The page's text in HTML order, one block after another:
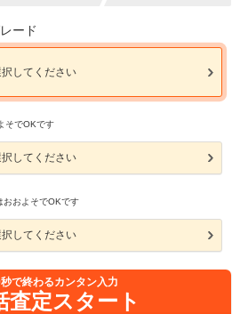
ード
してください
そでOKです
してください
およそでOKです
してください
秒で終わるカンタン入力
査定スタート